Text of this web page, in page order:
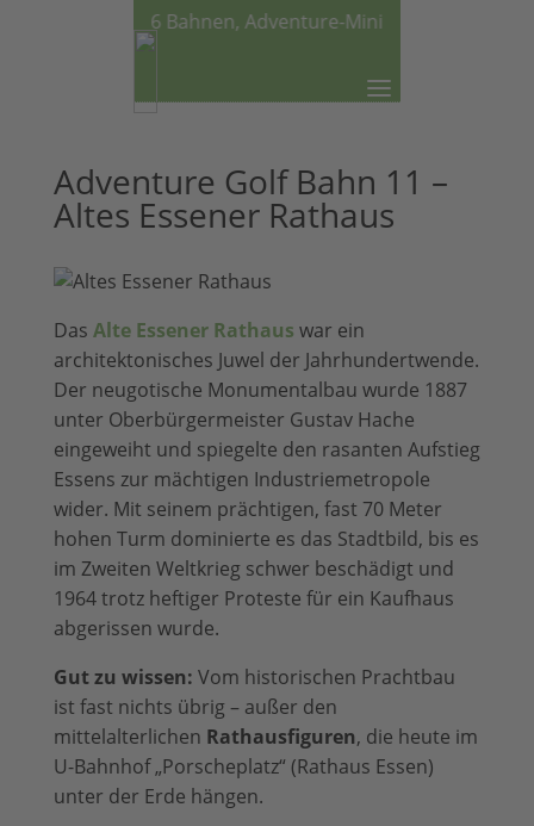
mit 36 Bahnen, Adventure-Minigolf und neues
Adventure Golf Bahn 11 –
Altes Essener Rathaus
Das Alte Essener Rathaus war ein
architektonisches Juwel der Jahrhundertwende.
Der neugotische Monumentalbau wurde 1887
unter Oberbürgermeister Gustav Hache
eingeweiht und spiegelte den rasanten Aufstieg
Essens zur mächtigen Industriemetropole
wider. Mit seinem prächtigen, fast 70 Meter
hohen Turm dominierte es das Stadtbild, bis es
im Zweiten Weltkrieg schwer beschädigt und
1964 trotz heftiger Proteste für ein Kaufhaus
abgerissen wurde.
Gut zu wissen: Vom historischen Prachtbau
ist fast nichts übrig – außer den
mittelalterlichen Rathausfiguren, die heute im
U-Bahnhof „Porscheplatz“ (Rathaus Essen)
unter der Erde hängen.